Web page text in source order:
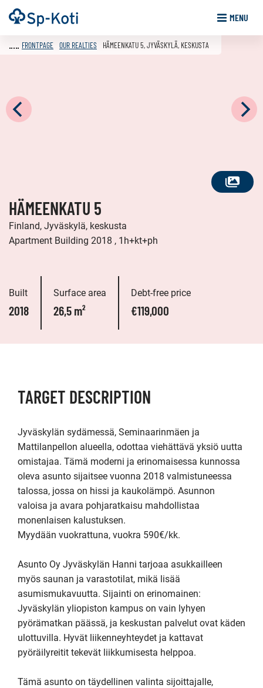
Go
to
Frontpage MENU
SEE
FRONTPAGE OUR REALTIES HÄMEENKATU 5, JYVÄSKYLÄ, KESKUSTA
HÄMEENKATU 5
Finland, Jyväskylä, keskusta
Apartment Building 2018 , 1h+kt+ph
Built
2018
Surface area
26,5 m²
Debt-free price
€119,000
TARGET DESCRIPTION
Jyväskylän sydämessä, Seminaarinmäen ja
Mattilanpellon alueella, odottaa viehättävä yksiö uutta
omistajaa. Tämä moderni ja erinomaisessa kunnossa
oleva asunto sijaitsee vuonna 2018 valmistuneessa
talossa, jossa on hissi ja kaukolämpö. Asunnon
valoisa ja avara pohjaratkaisu mahdollistaa
monenlaisen kalustuksen.
Myydään vuokrattuna, vuokra 590€/kk.
Asunto Oy Jyväskylän Hanni tarjoaa asukkailleen
myös saunan ja varastotilat, mikä lisää
asumismukavuutta. Sijainti on erinomainen:
Jyväskylän yliopiston kampus on vain lyhyen
pyörämatkan päässä, ja keskustan palvelut ovat käden
ulottuvilla. Hyvät liikenneyhteydet ja kattavat
pyöräilyreitit tekevät liikkumisesta helppoa.
Tämä asunto on täydellinen valinta sijoittajalle,